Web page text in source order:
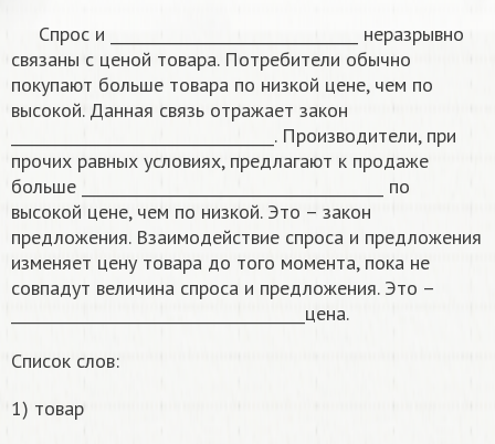
Спрос и ________________________________ неразрывно
связаны с ценой товара. Потребители обычно
покупают больше товара по низкой цене, чем по
высокой. Данная связь отражает закон
__________________________________. Производители, при
прочих равных условиях, предлагают к продаже
больше _______________________________________ по
высокой цене, чем по низкой. Это – закон
предложения. Взаимодействие спроса и предложения
изменяет цену товара до того момента, пока не
совпадут величина спроса и предложения. Это –
______________________________________цена.
Список слов:
1) товар